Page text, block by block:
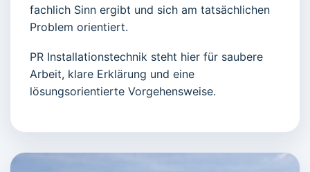
fachlich Sinn ergibt und sich am tatsächlichen
Problem orientiert.
PR Installationstechnik steht hier für saubere
Arbeit, klare Erklärung und eine
lösungsorientierte Vorgehensweise.